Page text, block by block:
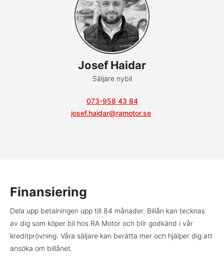
Josef Haidar
Säljare nybil
073-958 43 84
josef.haidar@ramotor.se
Finansiering
Dela upp betalningen upp till 84 månader. Billån kan tecknas
av dig som köper bil hos RA Motor och blir godkänd i vår
kreditprövning. Våra säljare kan berätta mer och hjälper dig att
ansöka om billånet.